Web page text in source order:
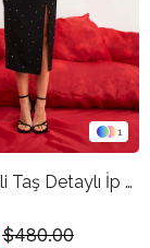
1
Siyah Renkli Taş Detaylı İp Askılı Yırtmaç Detaylı Geniş Kalıp Midi Boy Elbise
$480.00